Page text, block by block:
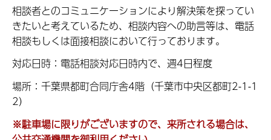
相談者とのコミュニケーションにより解決策を探ってい
きたいと考えているため、相談内容への助言等は、電話
相談もしくは面接相談において行っております。
対応日時：電話相談対応日時内で、週4日程度
場所：千葉県都町合同庁舎4階（千葉市中央区都町2-1-1
2）
※駐車場に限りがございますので、来所される場合は、